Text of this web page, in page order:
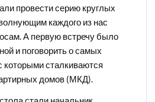
провести серию круглых
каждого из нас
А первую встречу было
и поговорить о самых
которыми сталкиваются
домов (МКД).